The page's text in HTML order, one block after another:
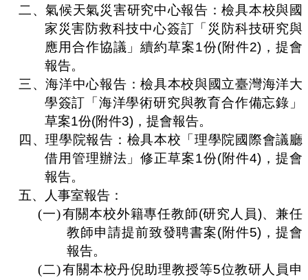
規
議
尋
二、氣候天氣災害研究中心報告：檢具本校與國
家災害防救科技中心簽訂「災防科技研究與
應用合作協議」續約草案1份(附件2) ，提會
報告。
三、海洋中心報告：檢具本校與國立臺灣海洋大
學簽訂「海洋學術研究與教育合作備忘錄」
草案1份(附件3)，提會報告。
四、理學院報告：檢具本校「理學院國際會議廳
借用管理辦法」修正草案1份(附件4) ，提會
報告。
五、
人事室報告：
(一)有關本校外籍專任教師(研究人員)、兼任
教師申請提前致發聘書案(附件5) ，提會
報告。
(二)有關本校丹倪助理教授等5位教研人員申